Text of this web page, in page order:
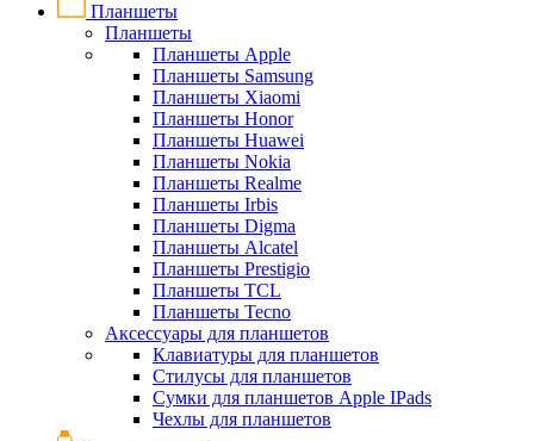
Планшеты
Планшеты
Планшеты Apple
Планшеты Samsung
Планшеты Xiaomi
Планшеты Honor
Планшеты Huawei
Планшеты Nokia
Планшеты Realme
Планшеты Irbis
Планшеты Digma
Планшеты Alcatel
Планшеты Prestigio
Планшеты TCL
Планшеты Tecno
Аксессуары для планшетов
Клавиатуры для планшетов
Стилусы для планшетов
Сумки для планшетов Apple IPads
Чехлы для планшетов